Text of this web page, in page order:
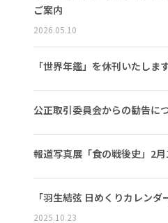
ご案内
2026.05.10
「世界年鑑」を休刊いたしま
公正取引委員会からの勧告に
報道写真展「食の戦後史」2
「羽生結弦 日めくりカレン
2025.10.23